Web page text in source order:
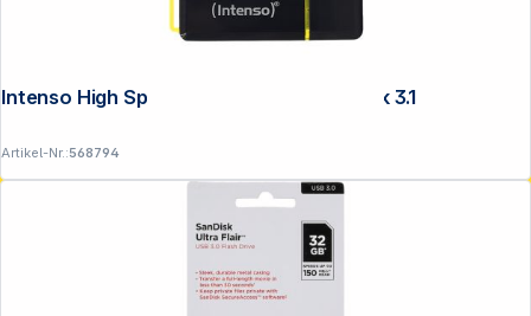
Intenso High Speed Line 256GB USB Stick 3.1
Artikel-Nr.:568794